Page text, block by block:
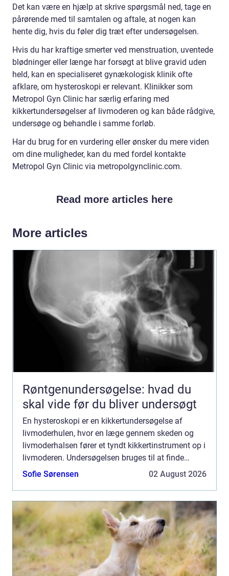
Det kan være en hjælp at skrive spørgsmål ned, tage en
pårørende med til samtalen og aftale, at nogen kan
hente dig, hvis du føler dig træt efter undersøgelsen.
Hvis du har kraftige smerter ved menstruation, uventede
blødninger eller længe har forsøgt at blive gravid uden
held, kan en specialiseret gynækologisk klinik ofte
afklare, om hysteroskopi er relevant. Klinikker som
Metropol Gyn Clinic har særlig erfaring med
kikkertundersøgelser af livmoderen og kan både rådgive,
undersøge og behandle i samme forløb.
Har du brug for en vurdering eller ønsker du mere viden
om dine muligheder, kan du med fordel kontakte
Metropol Gyn Clinic via metropolgynclinic.com.
Read more articles here
More articles
Røntgenundersøgelse: hvad du
skal vide før du bliver undersøgt
En hysteroskopi er en kikkertundersøgelse af
livmoderhulen, hvor en læge gennem skeden og
livmoderhalsen fører et tyndt kikkertinstrument op i
livmoderen. Undersøgelsen bruges til at finde
årsagen til blødninger, smerter eller barnløshed og
Sofie Sørensen 02 August 2026